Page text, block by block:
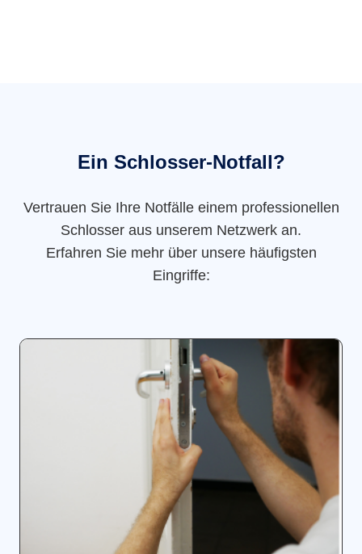
Ein Schlosser-Notfall?
Vertrauen Sie Ihre Notfälle einem professionellen
Schlosser aus unserem Netzwerk an.
Erfahren Sie mehr über unsere häufigsten
Eingriffe: